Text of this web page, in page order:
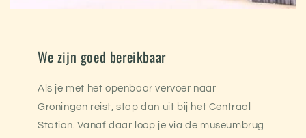
We zijn goed bereikbaar
Als je met het openbaar vervoer naar
Groningen reist, stap dan uit bij het Centraal
Station. Vanaf daar loop je via de museumbrug